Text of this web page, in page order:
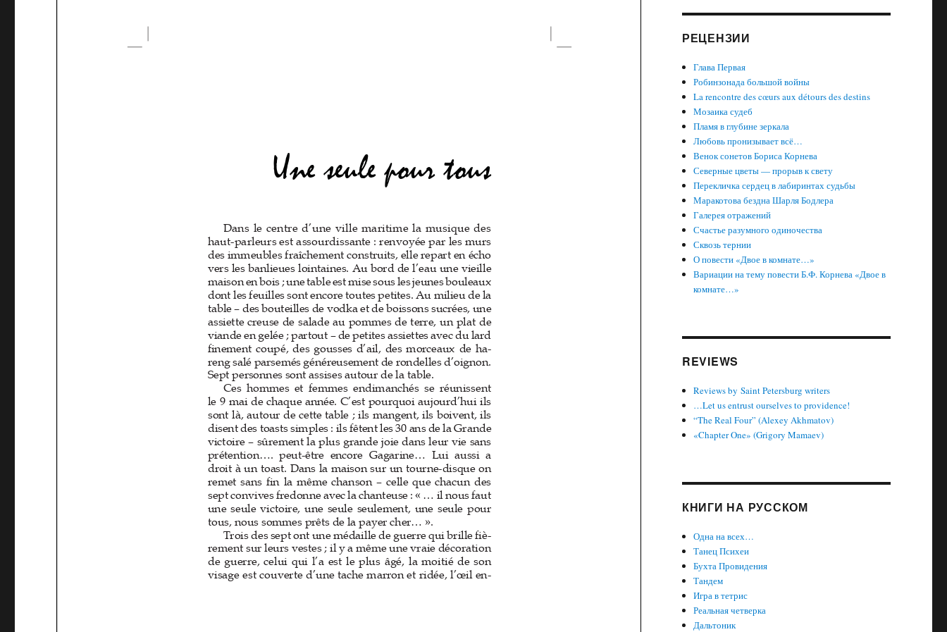
РЕЦЕНЗИИ
Глава Первая
Робинзонада большой войны
La rencontre des cœurs aux détours des destins
Мозаика судеб
Пламя в глубине зеркала
Любовь пронизывает всё…
Венок сонетов Бориса Корнева
Северные цветы — прорыв к свету
Перекличка сердец в лабиринтах судьбы
Маракотова бездна Шарля Бодлера
Галерея отражений
Счастье разумного одиночества
Сквозь тернии
О повести «Двое в комнате…»
Вариации на тему повести Б.Ф. Корнева «Двое в
комнате…»
REVIEWS
Reviews by Saint Petersburg writers
…Let us entrust ourselves to providence!
“The Real Four” (Alexey Akhmatov)
«Chapter One» (Grigory Mamaev)
КНИГИ НА РУССКОМ
Одна на всех…
Танец Психеи
Бухта Провидения
Тандем
Игра в тетрис
Реальная четверка
Дальтоник